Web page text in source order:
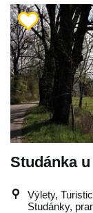
Studánka
Výlety,
Studánky,